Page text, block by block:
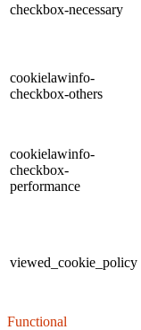
checkbox-necessary
cookielawinfo-
checkbox-others
cookielawinfo-
checkbox-
performance
viewed_cookie_policy
Functional